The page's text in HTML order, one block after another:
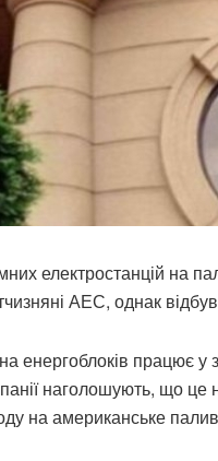
електростанцій на
АЕС, однак
енергоблоків працює
наголошують, що це
на американське